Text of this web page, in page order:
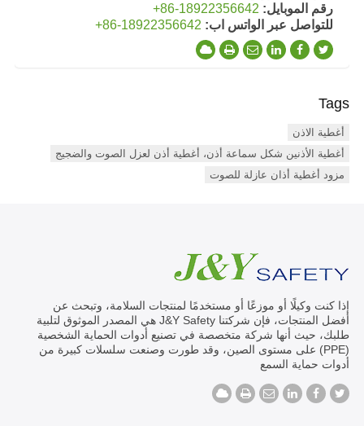
رقم الموبايل: +86-18922356642
للتواصل عبر الواتس اب: +86-18922356642
Tags
أغطية الاذن
أغطية الأذنين شكل سماعة أذن، أغطية أذن لعزل الصوت والضجيج
مزود أغطية أذان عازلة للصوت
إذا كنت وكيلًا أو موزعًا أو مستخدمًا لمنتجات السلامة، وتبحث عن
أفضل المنتجات، فإن شركتنا J&Y Safety هي المصدر الموثوق لتلبية
طلبك، حيث أنها شركة متخصصة في تصنيع أدوات الحماية الشخصية
(PPE) على مستوى الصين، وقد طورت وصنعت سلسلات كبيرة من
أدوات حماية السمع